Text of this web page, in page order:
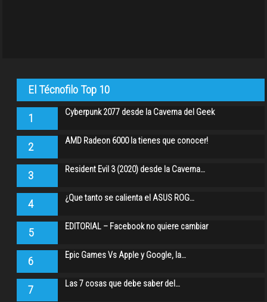
El Técnofilo Top 10
1 Cyberpunk 2077 desde la Caverna del Geek
2 AMD Radeon 6000 la tienes que conocer!
3 Resident Evil 3 (2020) desde la Caverna…
4 ¿Que tanto se calienta el ASUS ROG…
5 EDITORIAL – Facebook no quiere cambiar
6 Epic Games Vs Apple y Google, la…
7 Las 7 cosas que debe saber del…